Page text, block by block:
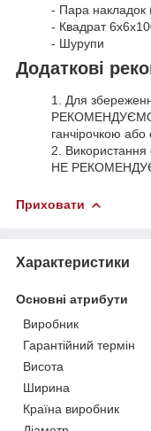
- Пара накладок
- Квадрат
- Шурупи
Додаткові
1. Для
РЕКОМЕНДУЄМО
ганчірочкою або
2. Використання
НЕ
Приховати
Характеристики
Основні атрибути
Виробник
Гарантійний термін
Висота
Ширина
Країна виробник